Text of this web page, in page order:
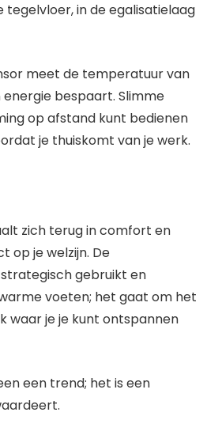
in de egalisatielaag
meet de temperatuur van
bespaart. Slimme
op afstand kunt bedienen
je thuiskomt van je werk.
zich terug in comfort en
op je welzijn. De
gebruikt en
voeten; het gaat om het
waar je je kunt ontspannen
een trend; het is een